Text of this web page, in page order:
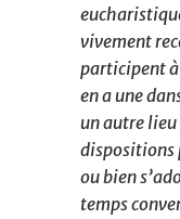
vivement
participent
en a une
un autre lieu
dispositions
ou bien
temps